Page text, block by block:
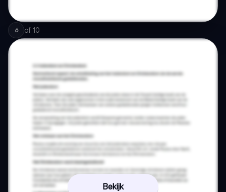
6 of 10
Bekijk